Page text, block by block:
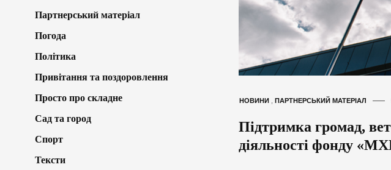
НОВИНИ, ПАРТНЕРСЬКИЙ МАТЕРІАЛ
Підтримка громад,
діяльності фонду
Партнерський матеріал
Погода
Політика
Привітання та поздоровлення
Просто про складне
Сад та город
Спорт
Тексти